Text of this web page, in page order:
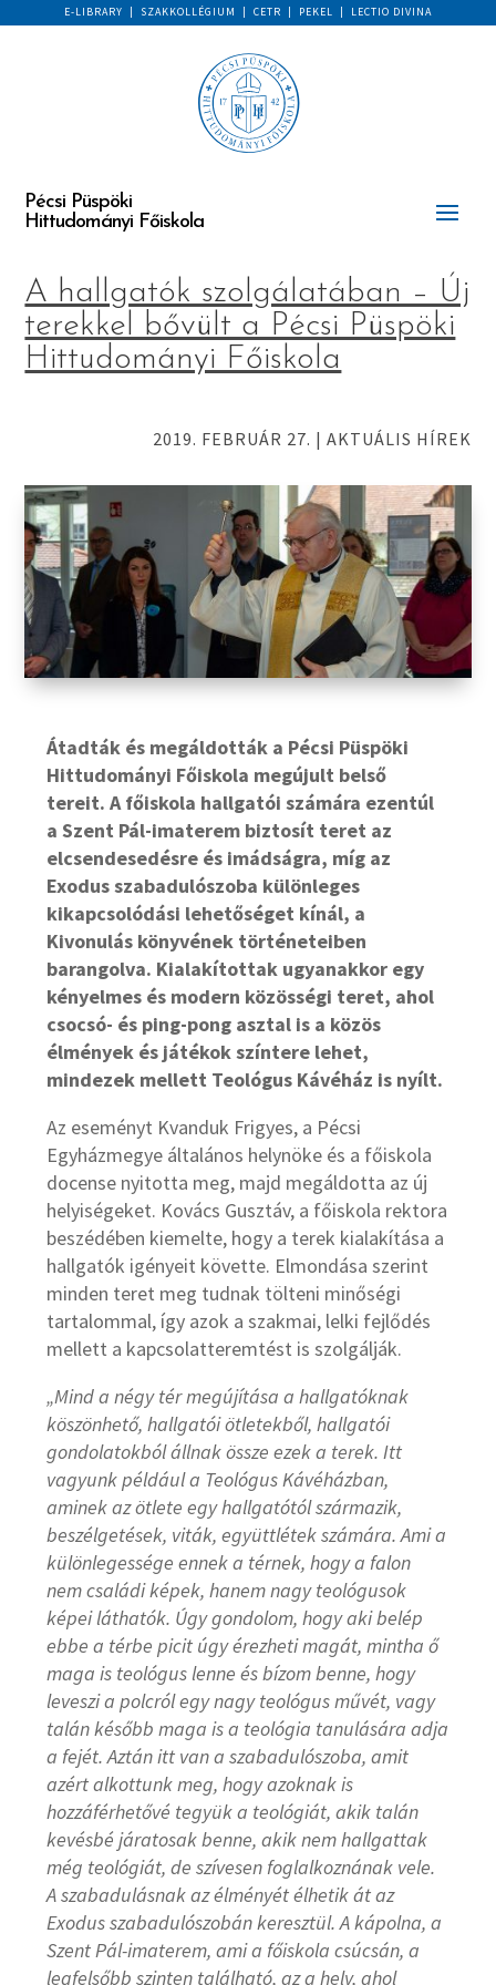
E-LIBRARY | SZAKKOLLÉGIUM | CETR | PEKEL | LECTIO DIVINA
Pécsi Püspöki
Hittudományi Főiskola
A hallgatók szolgálatában – Új
terekkel bővült a Pécsi Püspöki
Hittudományi Főiskola
2019. FEBRUÁR 27. | AKTUÁLIS HÍREK
Átadták és megáldották a Pécsi Püspöki
Hittudományi Főiskola megújult belső
tereit. A főiskola hallgatói számára ezentúl
a Szent Pál-imaterem biztosít teret az
elcsendesedésre és imádságra, míg az
Exodus szabadulószoba különleges
kikapcsolódási lehetőséget kínál, a
Kivonulás könyvének történeteiben
barangolva. Kialakítottak ugyanakkor egy
kényelmes és modern közösségi teret, ahol
csocsó- és ping-pong asztal is a közös
élmények és játékok színtere lehet,
mindezek mellett Teológus Kávéház is nyílt.
Az eseményt Kvanduk Frigyes, a Pécsi
Egyházmegye általános helynöke és a főiskola
docense nyitotta meg, majd megáldotta az új
helyiségeket. Kovács Gusztáv, a főiskola rektora
beszédében kiemelte, hogy a terek kialakítása a
hallgatók igényeit követte. Elmondása szerint
minden teret meg tudnak tölteni minőségi
tartalommal, így azok a szakmai, lelki fejlődés
mellett a kapcsolatteremtést is szolgálják.
„Mind a négy tér megújítása a hallgatóknak
köszönhető, hallgatói ötletekből, hallgatói
gondolatokból állnak össze ezek a terek. Itt
vagyunk például a Teológus Kávéházban,
aminek az ötlete egy hallgatótól származik,
beszélgetések, viták, együttlétek számára. Ami a
különlegessége ennek a térnek, hogy a falon
nem családi képek, hanem nagy teológusok
képei láthatók. Úgy gondolom, hogy aki belép
ebbe a térbe picit úgy érezheti magát, mintha ő
maga is teológus lenne és bízom benne, hogy
leveszi a polcról egy nagy teológus művét, vagy
talán később maga is a teológia tanulására adja
a fejét. Aztán itt van a szabadulószoba, amit
azért alkottunk meg, hogy azoknak is
hozzáférhetővé tegyük a teológiát, akik talán
kevésbé járatosak benne, akik nem hallgattak
még teológiát, de szívesen foglalkoznának vele.
A szabadulásnak az élményét élhetik át az
Exodus szabadulószobán keresztül. A kápolna, a
Szent Pál-imaterem, ami a főiskola csúcsán, a
legfelsőbb szinten található, az a hely, ahol